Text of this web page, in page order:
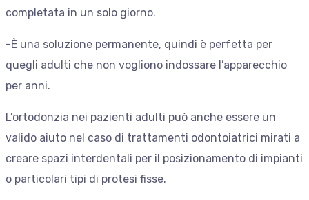
completata in un solo giorno.
-È una soluzione permanente, quindi è perfetta per
quegli adulti che non vogliono indossare l’apparecchio
per anni.
L’ortodonzia nei pazienti adulti può anche essere un
valido aiuto nel caso di trattamenti odontoiatrici mirati a
creare spazi interdentali per il posizionamento di impianti
o particolari tipi di protesi fisse.